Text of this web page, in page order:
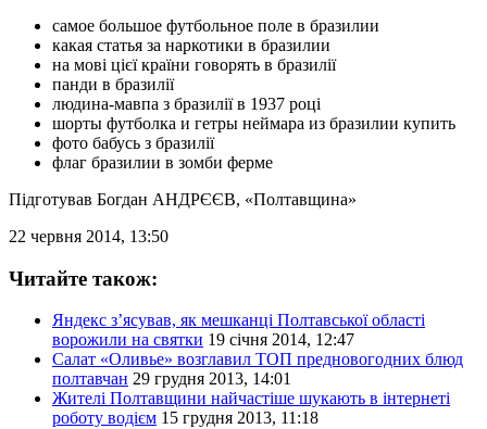
самое большое футбольное поле в бразилии
какая статья за наркотики в бразилии
на мові цієї країни говорять в бразилії
панди в бразилії
людина-мавпа з бразилії в 1937 році
шорты футболка и гетры неймара из бразилии купить
фото бабусь з бразилії
флаг бразилии в зомби ферме
Підготував Богдан АНДРЄЄВ, «Полтавщина»
22 червня 2014, 13:50
Читайте також:
Яндекс з’ясував, як мешканці Полтавської області
ворожили на святки 19 січня 2014, 12:47
Салат «Оливье» возглавил ТОП предновогодних блюд
полтавчан 29 грудня 2013, 14:01
Жителі Полтавщини найчастіше шукають в інтернеті
роботу водієм 15 грудня 2013, 11:18